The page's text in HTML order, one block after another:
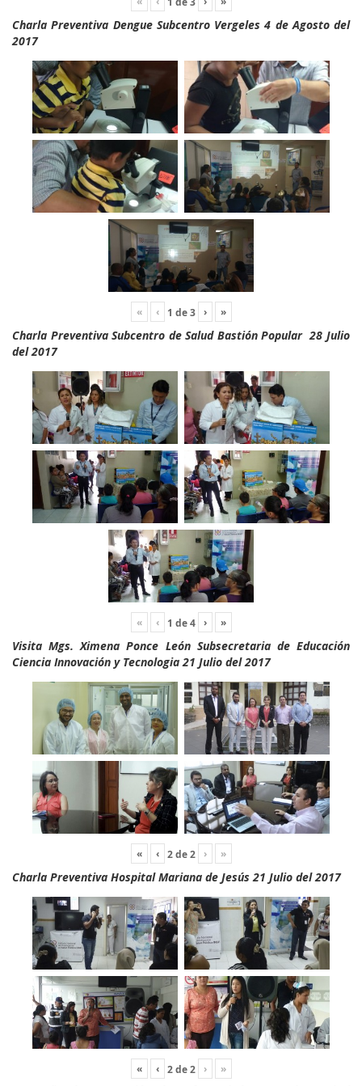
Charla Preventiva Dengue Subcentro Vergeles 4 de Agosto del
2017
« ‹ 1 de3 › »
Charla Preventiva Subcentro de Salud Bastión Popular 28 Julio
del 2017
« ‹ 1 de4 › »
Visita Mgs. Ximena Ponce León Subsecretaria de Educación
Ciencia Innovación y Tecnologia 21 Julio del 2017
« ‹ 2de2 › »
Charla Preventiva Hospital Mariana de Jesús 21 Julio del 2017
« ‹ 2de2 › »